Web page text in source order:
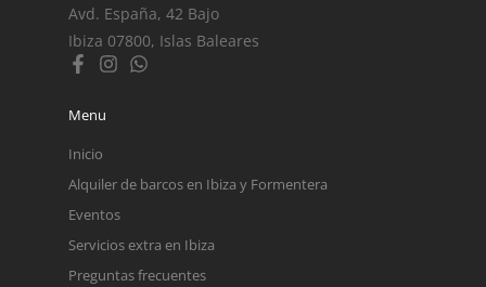
Avd. España, 42 Bajo
Ibiza 07800, Islas Baleares
Menu
Inicio
Alquiler de barcos en Ibiza y Formentera
Eventos
Servicios extra en Ibiza
Preguntas frecuentes